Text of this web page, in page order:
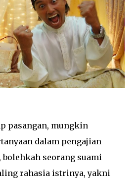
pasangan, mungkin
dalam pengajian
bolehkah seorang suami
rahasia istrinya, yakni